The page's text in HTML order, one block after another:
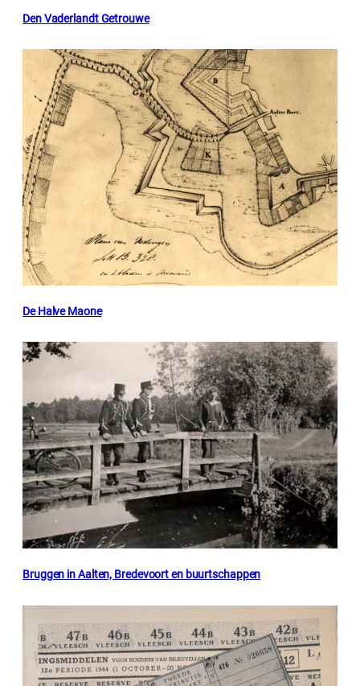
Den Vaderlandt Getrouwe
De Halve Maone
Bruggen in Aalten, Bredevoort en buurtschappen